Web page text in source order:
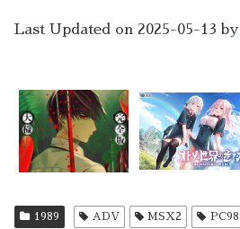
Last Updated on 2025-05-13 by
1989 ADV MSX2 PC98